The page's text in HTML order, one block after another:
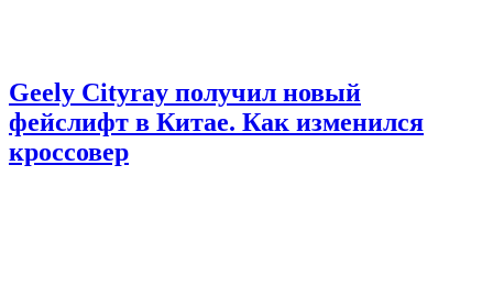
Geely Cityray получил новый
фейслифт в Китае. Как изменился
кроссовер